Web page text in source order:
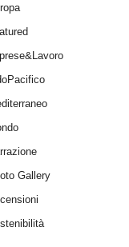
Gallery